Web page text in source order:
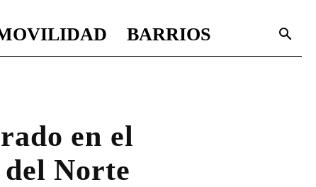
BARRIOS
en el
Norte